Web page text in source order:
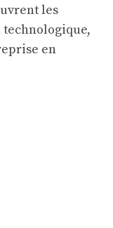
les
en